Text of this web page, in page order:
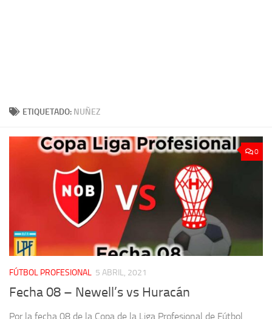
ETIQUETADO: NUÑEZ
0
FÚTBOL PROFESIONAL 5 ABRIL, 2021
Fecha 08 – Newell’s vs Huracán
Por la fecha 08 de la Copa de la Liga Profesional de Fútbol